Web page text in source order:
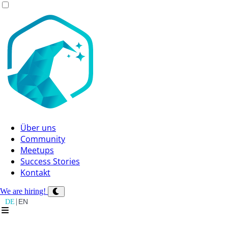
Über uns
Community
Meetups
Success Stories
Kontakt
We are hiring!
DE | EN